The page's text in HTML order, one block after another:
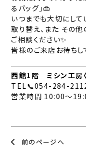
るバッグ」👜
いつまでも大切にし
取り替え、また その
ご相談ください✨
皆様のご来店お待ちし
西館1階 ミシン工房〈
TEL📞054-284-2112
営業時間 10:00～
前のページへ